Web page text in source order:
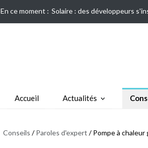
En ce moment : Solaire : des développeurs
Accueil Actualités
Conseils /Paroles d'expert / Pompe à